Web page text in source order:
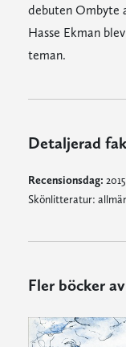
debuten Ombyte
Hasse Ekman
teman.
Detaljerad
Recensionsdag:
Skönlitteratur:
Fler böcker